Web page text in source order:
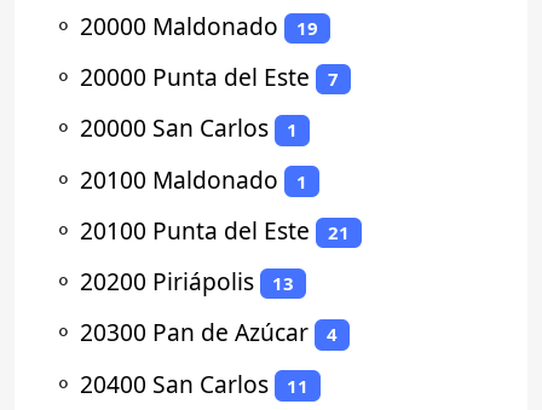
⚬ 20000 Maldonado 19
⚬ 20000 Punta del Este 7
⚬ 20000 San Carlos 1
⚬ 20100 Maldonado 1
⚬ 20100 Punta del Este 21
⚬ 20200 Piriápolis 13
⚬ 20300 Pan de Azúcar 4
⚬ 20400 San Carlos 11